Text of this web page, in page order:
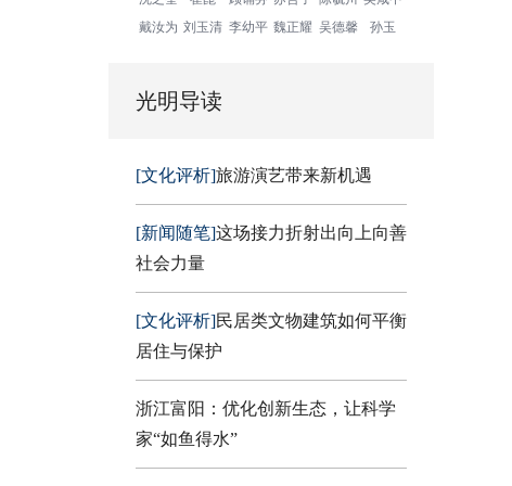
戴汝为 刘玉清 李幼平 魏正耀 吴德馨 孙玉
光明导读
[文化评析]旅游演艺带来新机遇
[新闻随笔]这场接力折射出向上向善
社会力量
[文化评析]民居类文物建筑如何平衡
居住与保护
浙江富阳：优化创新生态，让科学
家“如鱼得水”